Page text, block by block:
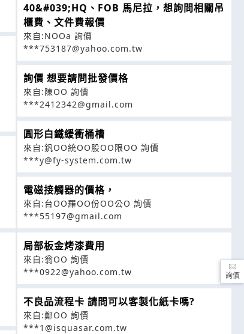
40&#039;HQ、FOB 馬尼拉，想詢問相關吊
櫃費、文件費報價
來自:NOOa 詢價
***753187@yahoo.com.tw
詢價 想要請問批發價格
來自:陳OO 詢價
***2412342@gmail.com
圓形白鐵緩衝桶槽
來自:釩OO統OO股OO限OO 詢價
***y@fy-system.com.tw
電磁接觸器的價格，
來自:台OO羅OO份OO公O 詢價
***55197@gmail.com
局部板金烤漆費用
來自:翁OO 詢價
***0922@yahoo.com.tw
不良品流程卡 請問可以客製化紙卡嗎?
來自:鄭OO 詢價
***1@isquasar.com.tw
詢價